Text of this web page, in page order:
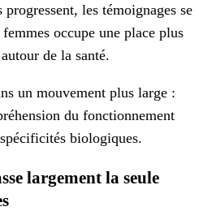
les témoignages se
occupe une place plus
de la santé.
un mouvement plus large :
du fonctionnement
biologiques.
largement la seule